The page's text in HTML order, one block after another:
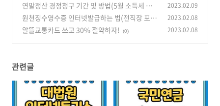
연말정산 경정청구 기간 및 방법(5월 소득세 신
고)
(0)
2023.02.09
원천징수영수증 인터넷발급하는 법(전직장 포
함) (0)
2023.02.08
알뜰교통카드 쓰고 30% 절약하자! (0) 2023.02.08
관련글